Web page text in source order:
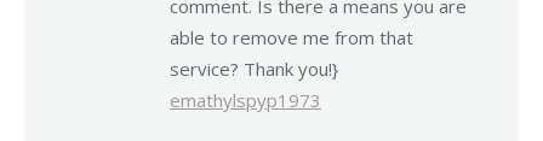
comment. Is there a means you are
able to remove me from that
service? Thank you!}
emathylspyp1973